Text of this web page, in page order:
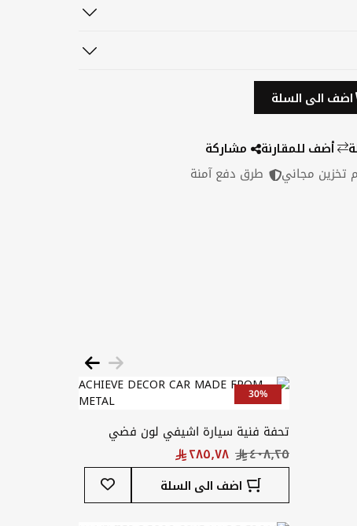
اضف الى السلة
أضف للمقارنة مشاركة
طرق دفع آمنة
30%
تحفة فنية سيارة اشيفي لون فضي
اضف الى السلة أضف
إلى
قائمة